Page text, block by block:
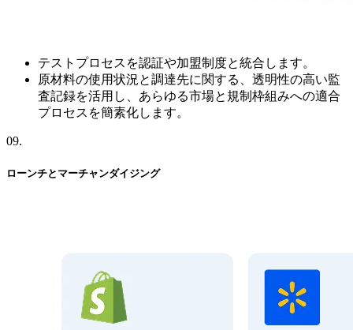
テストプロセスを認証や加盟制度と統合します。
原材料の使用状況と調達先に関する、透明性の高い監
査記録を活用し、あらゆる市場と規制枠組みへの適合
プロセスを簡素化します。
09.
ローンチと マーチャンダイジング